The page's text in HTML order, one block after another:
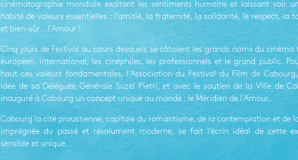
cinématographie mondiale exaltant les sentiments humains et laissant voir
habité de valeurs essentielles : l’amitié, la fraternité, la solidarité, le respect, la
et bien-sûr… l’Amour !
Cinq jours de Festival au cours desquels se côtoient les grands noms du cinéma
européen, international, les cinéphiles, les professionnels et le grand public.
haut ces valeurs fondamentales, l’Association du Festival du Film de
idée de sa Déléguée Générale Suzel Pietri, et avec le soutien de la Ville de
inauguré à Cabourg un concept unique au monde : le Méridien de l’Amour.
Cabourg la cité proustienne, capitale du romantisme, de la contemplation et de
imprégnée du passé et résolument moderne, se fait l’écrin idéal de cette
sensible et unique.